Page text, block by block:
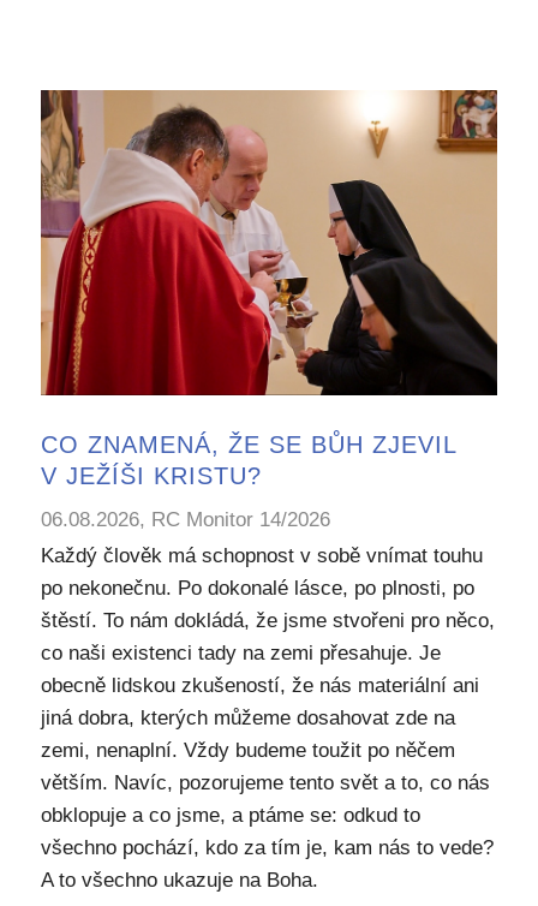
CO ZNAMENÁ, ŽE SE BŮH ZJEVIL
V JEŽÍŠI KRISTU?
06.08.2026, RC Monitor 14/2026
Každý člověk má schopnost v sobě vnímat touhu
po nekonečnu. Po dokonalé lásce, po plnosti, po
štěstí. To nám dokládá, že jsme stvořeni pro něco,
co naši existenci tady na zemi přesahuje. Je
obecně lidskou zkušeností, že nás materiální ani
jiná dobra, kterých můžeme dosahovat zde na
zemi, nenaplní. Vždy budeme toužit po něčem
větším. Navíc, pozorujeme tento svět a to, co nás
obklopuje a co jsme, a ptáme se: odkud to
všechno pochází, kdo za tím je, kam nás to vede?
A to všechno ukazuje na Boha.